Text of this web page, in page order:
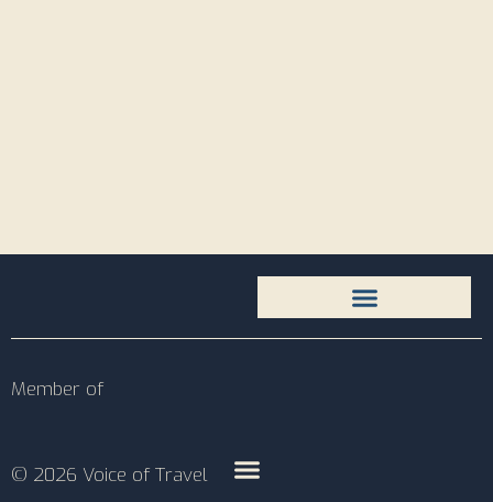
Member of
© 2026 Voice of Travel